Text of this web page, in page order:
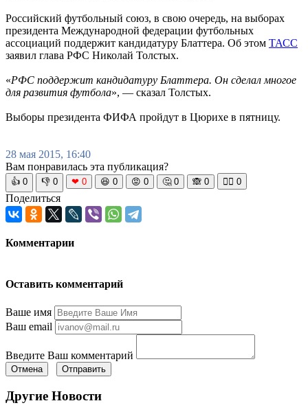
Российский футбольный союз, в свою очередь, на выборах
президента Международной федерации футбольных
ассоциаций поддержит кандидатуру Блаттера. Об этом ТАСС
заявил глава РФС Николай Толстых.
«РФС поддержит кандидатуру Блаттера. Он сделал многое
для развития футбола», — сказал Толстых.
Выборы президента ФИФА пройдут в Цюрихе в пятницу.
28 мая 2015, 16:40
Вам понравилась эта публикация?
👍 0 👎 0 ❤ 0 😆 0 😡 0 🤔 0 🙈 0 🧘‍♀️ 0
Поделиться
Комментарии
Оставить комментарий
Ваше имя
Ваш email
Введите Ваш комментарий
Отмена Отправить
Другие Новости